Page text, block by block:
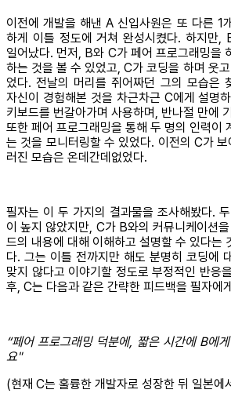
이전에 개발을 해낸 A 신입사원은 또 다른 1
하게 이틀 정도에 거쳐 완성시켰다. 하지만,
일어났다. 먼저, B와 C가 페어 프로그래밍을
하는 것을 볼 수 있었고, C가 코딩을 하며 웃
었다. 전날의 머리를 쥐어짜던 그의 모습은
자신이 경험해본 것을 차근차근 C에게 설명
키보드를 번갈아가며 사용하며, 반나절 만에
또한 페어 프로그래밍을 통해 두 명의 인력이
는 것을 모니터링할 수 있었다. 이전의 C가
러진 모습은 온데간데없었다.
필자는 이 두 가지의 결과물을 조사해봤다.
이 높지 않았지만, C가 B와의 커뮤니케이션
드의 내용에 대해 이해하고 설명할 수 있다는
다. 그는 이틀 전까지만 해도 분명히 코딩에
맞지 않다고 이야기할 정도로 부정적인 반응
후, C는 다음과 같은 간략한 피드백을 필자에
“페어 프로그래밍 덕분에, 짧은 시간에 B에
요"
(현재 C는 훌륭한 개발자로 성장한 뒤 일본에